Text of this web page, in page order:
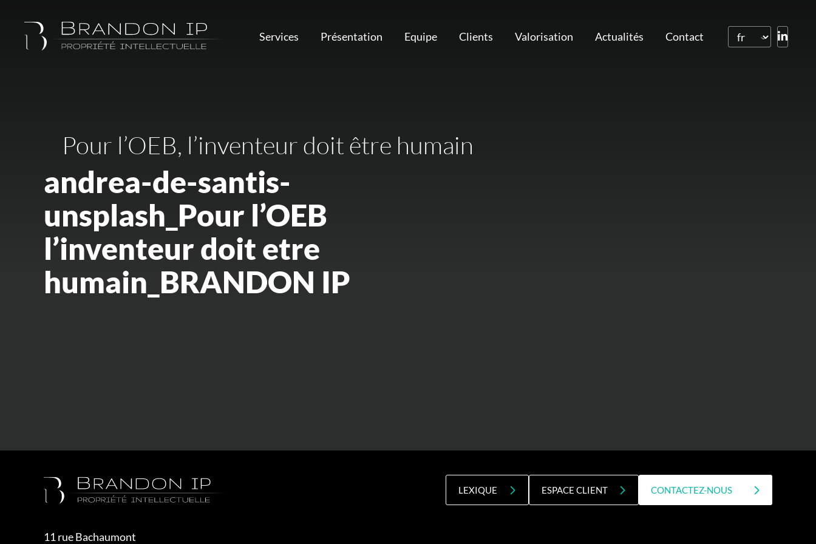
Services Présentation Equipe Clients Valorisation Actualités Contact
Pour l’OEB, l’inventeur doit être humain
andrea-de-santis-
unsplash_Pour l’OEB
l’inventeur doit etre
humain_BRANDON IP
LEXIQUE ESPACE CLIENT CONTACTEZ-NOUS
11 rue Bachaumont